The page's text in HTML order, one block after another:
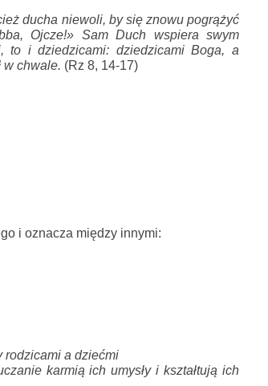
ducha niewoli, by się znowu pogrążyć
Ojcze!» Sam Duch wspiera swym
to i dziedzicami: dziedzicami Boga, a
w chwale. (Rz 8, 14-17)
i oznacza między innymi:
rodzicami a dziećmi
karmią ich umysły i kształtują ich